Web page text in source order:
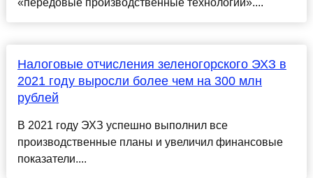
«передовые производственные технологии»....
Налоговые отчисления зеленогорского ЭХЗ в
2021 году выросли более чем на 300 млн
рублей
В 2021 году ЭХЗ успешно выполнил все
производственные планы и увеличил финансовые
показатели....